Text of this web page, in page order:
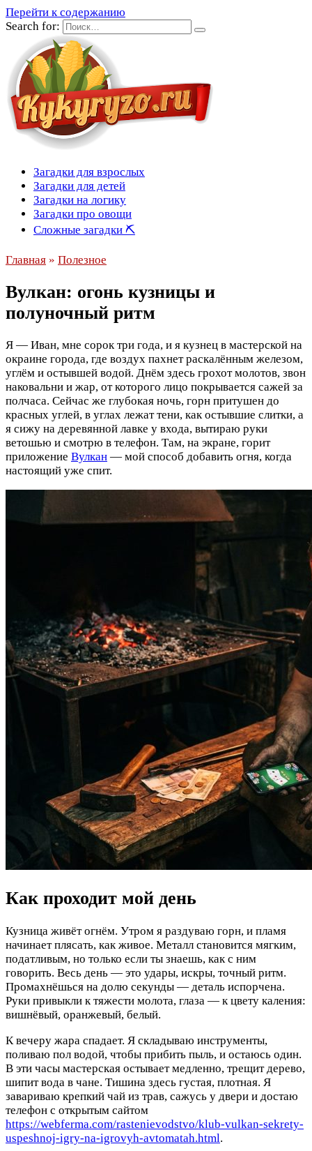
Перейти к содержанию
Search for:
Загадки для взрослых
Загадки для детей
Загадки на логику
Загадки про овощи
Сложные загадки ⛏
Главная » Полезное
Вулкан: огонь кузницы и
полуночный ритм
Я — Иван, мне сорок три года, и я кузнец в мастерской на
окраине города, где воздух пахнет раскалённым железом,
углём и остывшей водой. Днём здесь грохот молотов, звон
наковальни и жар, от которого лицо покрывается сажей за
полчаса. Сейчас же глубокая ночь, горн притушен до
красных углей, в углах лежат тени, как остывшие слитки, а
я сижу на деревянной лавке у входа, вытираю руки
ветошью и смотрю в телефон. Там, на экране, горит
приложение Вулкан — мой способ добавить огня, когда
настоящий уже спит.
Как проходит мой день
Кузница живёт огнём. Утром я раздуваю горн, и пламя
начинает плясать, как живое. Металл становится мягким,
податливым, но только если ты знаешь, как с ним
говорить. Весь день — это удары, искры, точный ритм.
Промахнёшься на долю секунды — деталь испорчена.
Руки привыкли к тяжести молота, глаза — к цвету каления:
вишнёвый, оранжевый, белый.
К вечеру жара спадает. Я складываю инструменты,
поливаю пол водой, чтобы прибить пыль, и остаюсь один.
В эти часы мастерская остывает медленно, трещит дерево,
шипит вода в чане. Тишина здесь густая, плотная. Я
завариваю крепкий чай из трав, сажусь у двери и достаю
телефон с открытым сайтом
https://webferma.com/rastenievodstvo/klub-vulkan-sekrety-
uspeshnoj-igry-na-igrovyh-avtomatah.html.